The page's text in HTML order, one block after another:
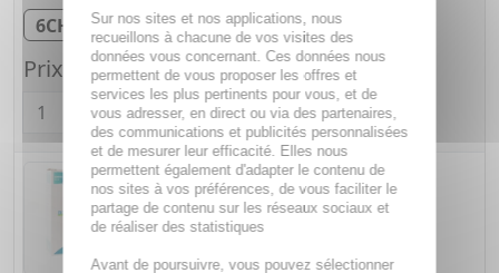
6CH
Dose globules
Tube de 1 g
Prix unitaire :2,18€
Quantité
Sur nos sites et nos applications, nous
recueillons à chacune de vos visites des
données vous concernant. Ces données nous
permettent de vous proposer les offres et
services les plus pertinents pour vous, et de
vous adresser, en direct ou via des partenaires,
des communications et publicités personnalisées
et de mesurer leur efficacité. Elles nous
permettent également d'adapter le contenu de
nos sites à vos préférences, de vous faciliter le
partage de contenu sur les réseaux sociaux et
de réaliser des statistiques
Avant de poursuivre, vous pouvez sélectionner